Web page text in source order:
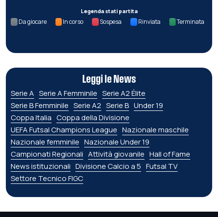
Legenda stati partita
Da giocare In corso Sospesa Rinviata Terminata
Leggi le News
Serie A Serie A Femminile Serie A2 Élite
Serie B Femminile Serie A2 Serie B Under 19
Coppa Italia Coppa della Divisione
UEFA Futsal Champions League Nazionale maschile
Nazionale femminile Nazionale Under 19
Campionati Regionali Attività giovanile Hall of Fame
News istituzionali Divisione Calcio a 5 Futsal TV
Settore Tecnico FIGC